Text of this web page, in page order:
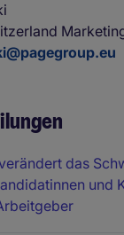
das
und